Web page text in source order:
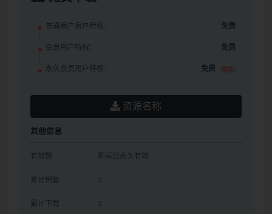
普通用户用户特权： 免费
会员用户特权： 免费
永久会员用户特权： 免费 推荐
资源名称
其他信息
有效期 购买后永久有效
累计销量 2
累计下载 2